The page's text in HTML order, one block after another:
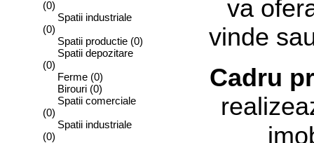
(0)
Spatii industriale
(0)
Spatii productie (0)
Spatii depozitare
(0)
Ferme (0)
Birouri (0)
Spatii comerciale
(0)
Spatii industriale
(0)
va
vinde
Cadru